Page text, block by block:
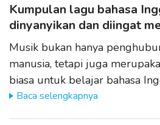
Kumpulan lagu bahasa
dinyanyikan dan diingat
Musik bukan hanya
manusia, tetapi juga
biasa untuk belajar bahasa
Baca selengkapnya